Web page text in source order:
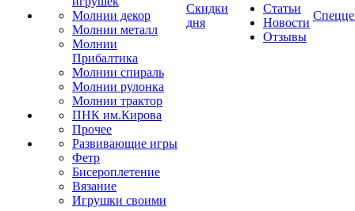
Молнии декор
Молнии металл
Молнии
Прибалтика
Молнии спираль
Молнии рулонка
Молнии трактор
ПНК им.Кирова
Прочее
Развивающие игры
Фетр
Бисероплетение
Вязание
Игрушки своими
Скидки
дня
Статьи
Новости
Отзывы